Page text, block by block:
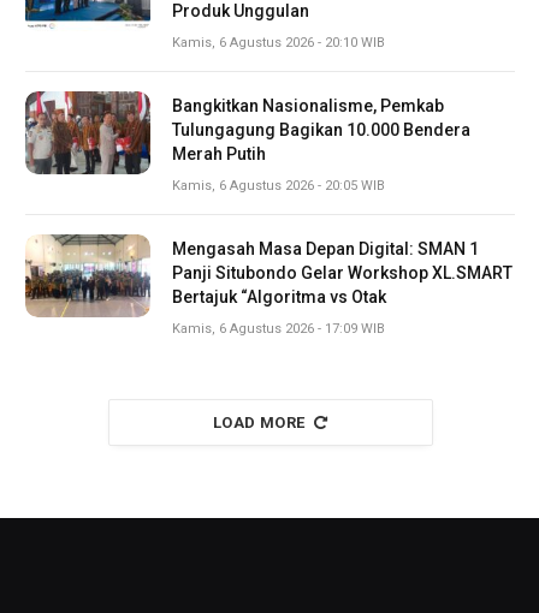
Produk Unggulan
Kamis, 6 Agustus 2026 - 20:10 WIB
Bangkitkan Nasionalisme, Pemkab
Tulungagung Bagikan 10.000 Bendera
Merah Putih
Kamis, 6 Agustus 2026 - 20:05 WIB
Mengasah Masa Depan Digital: SMAN 1
Panji Situbondo Gelar Workshop XL.SMART
Bertajuk “Algoritma vs Otak
Kamis, 6 Agustus 2026 - 17:09 WIB
LOAD MORE